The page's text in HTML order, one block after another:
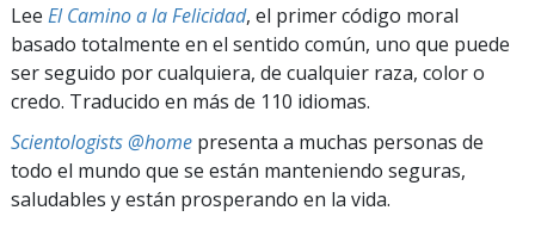
Lee El Camino a la Felicidad, el primer código moral
basado totalmente en el sentido común, uno que puede
ser seguido por cualquiera, de cualquier raza, color o
credo. Traducido en más de 110 idiomas.
Scientologists @home presenta a muchas personas de
todo el mundo que se están manteniendo seguras,
saludables y están prosperando en la vida.